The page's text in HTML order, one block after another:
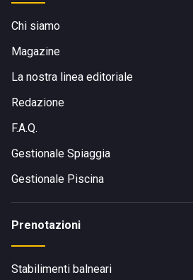
Chi siamo
Magazine
La nostra linea editoriale
Redazione
F.A.Q.
Gestionale Spiaggia
Gestionale Piscina
Prenotazioni
Stabilimenti balneari